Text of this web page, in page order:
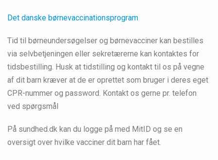
Det danske børnevaccinationsprogram
Tid til børneundersøgelser og børnevacciner kan bestilles
via selvbetjeningen eller sekretærerne kan kontaktes for
tidsbestilling. Husk at tidstilling og kontakt til os på vegne
af dit barn kræver at de er oprettet som bruger i deres eget
CPR-nummer og password. Kontakt os gerne pr. telefon
ved spørgsmål
På sundhed.dk kan du logge på med MitID og se en
oversigt over hvilke vacciner dit barn har fået.